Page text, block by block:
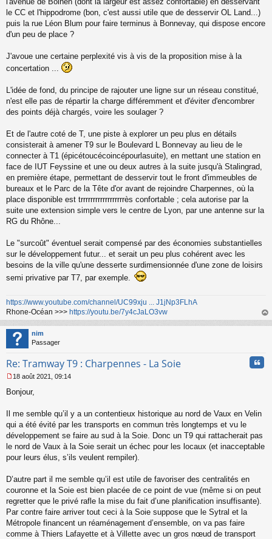
le CC et l'hippodrome (bon, c'est aussi utile que de desservir OL Land...)
puis la rue Léon Blum pour faire terminus à Bonnevay, qui dispose encore
d'un peu de place ?
J'avoue une certaine perplexité vis à vis de la proposition mise à la
concertation ...
L'idée de fond, du principe de rajouter une ligne sur un réseau constitué,
n'est elle pas de répartir la charge différemment et d'éviter d'encombrer
des points déjà chargés, voire les soulager ?
Et de l'autre coté de T, une piste à explorer un peu plus en détails
consisterait à amener T9 sur le Boulevard L Bonnevay au lieu de le
connecter à T1 (épicétoucécoincépourlasuite), en mettant une station en
face de IUT Feyssine et une ou deux autres à la suite jusqu'à Stalingrad,
en première étape, permettant de desservir tout le front d'immeubles de
bureaux et le Parc de la Tête d'or avant de rejoindre Charpennes, où la
place disponible est trrrrrrrrrrrrrrrrrrès confortable ; cela autorise par la
suite une extension simple vers le centre de Lyon, par une antenne sur la
RG du Rhône...
Le "surcoût" éventuel serait compensé par des économies substantielles
sur le développement futur... et serait un peu plus cohérent avec les
besoins de la ville qu'une desserte surdimensionnée d'une zone de loisirs
semi privative par T7, par exemple.
https://www.youtube.com/channel/UC99xju ... J1jNp3FLhA
Rhone-Océan >>> https://youtu.be/7y4cJaLO3vw
au
nim
Passager
Re: Tramway T9 : Charpennes - La Soie
e
g
e
n
o
u
18 août 2021, 09:14
Bonjour,
Il me semble qu’il y a un contentieux historique au nord de Vaux en Velin
qui a été évité par les transports en commun très longtemps et vu le
développement se faire au sud à la Soie. Donc un T9 qui rattacherait pas
le nord de Vaux à la Soie serait un échec pour les locaux (et inacceptable
pour leurs élus, s’ils veulent rempiler).
D’autre part il me semble qu’il est utile de favoriser des centralités en
couronne et la Soie est bien placée de ce point de vue (même si on peut
regretter que le privé rafle la mise du fait d’une planification insuffisante).
Par contre faire arriver tout ceci à la Soie suppose que le Sytral et la
Métropole financent un réaménagement d’ensemble, on va pas faire
comme à Thiers Lafayette et à Villette avec un gros nœud de transport